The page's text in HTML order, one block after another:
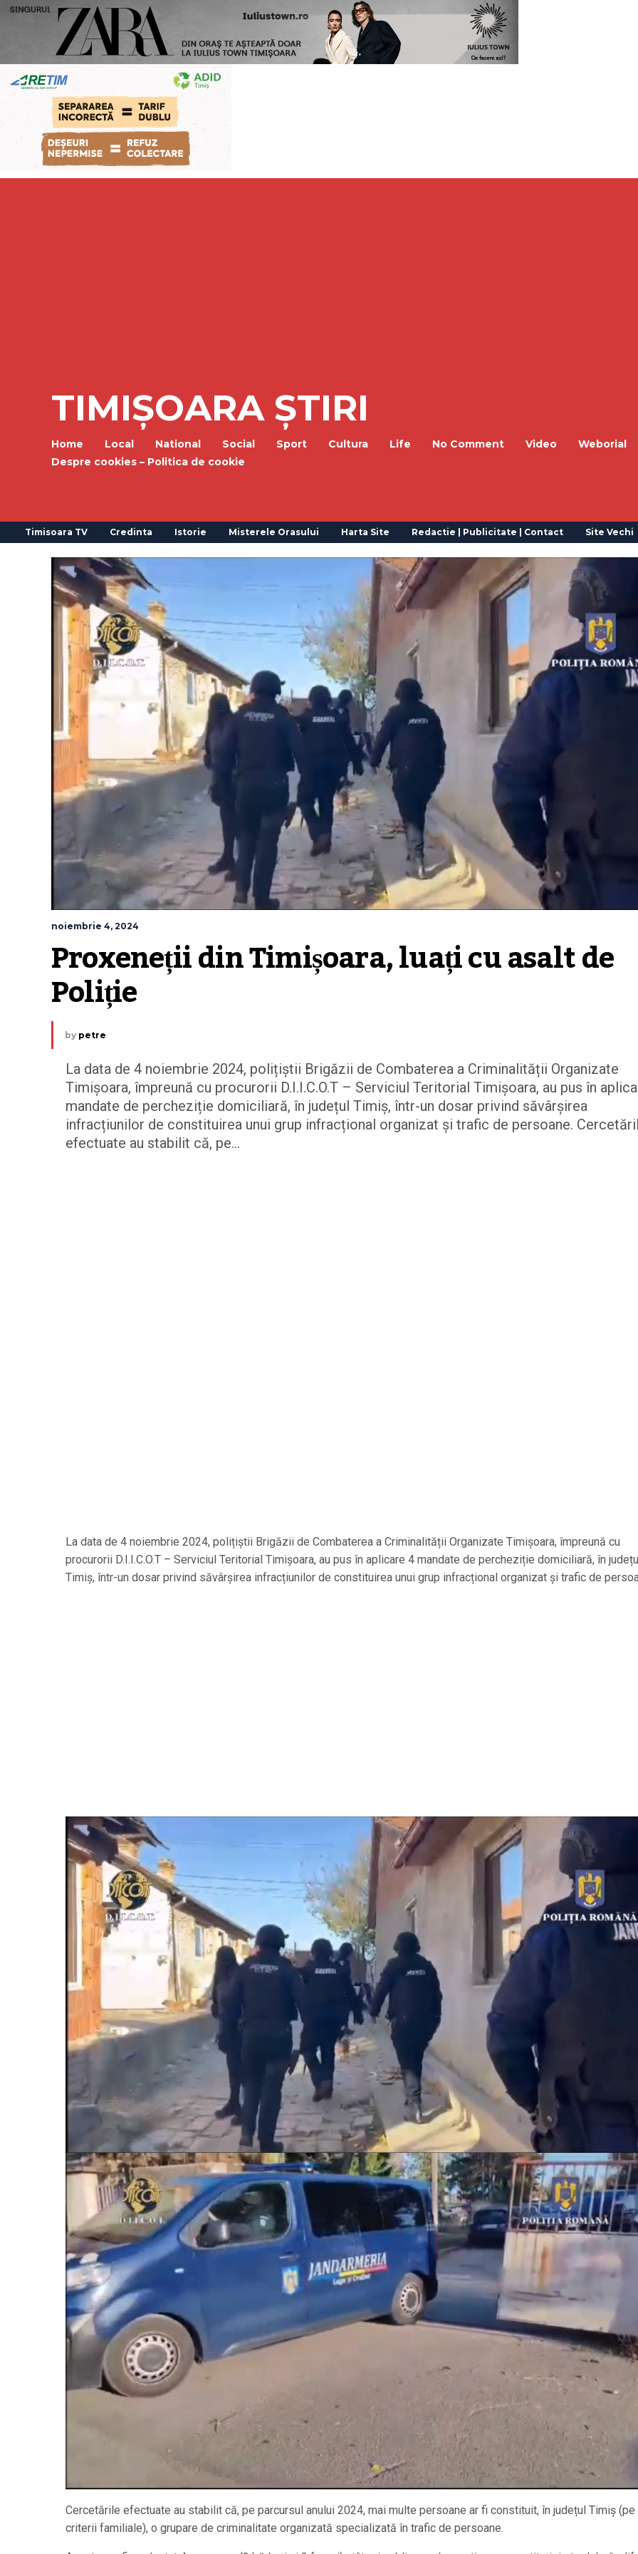
TIMIȘOARA ȘTIRI
Home Local National Social Sport Cultura Life No Comment Video Weborial
Despre cookies – Politica de cookie
Timisoara TV Credinta Istorie Misterele Orasului Harta Site Redactie | Publicitate | Contact Site Vechi
noiembrie 4, 2024
Proxeneții din Timișoara, luați cu asalt de
Poliție
by petre
La data de 4 noiembrie 2024, polițiștii Brigăzii de Combaterea a Criminalității Organizate
Timișoara, împreună cu procurorii D.I.I.C.O.T – Serviciul Teritorial Timișoara, au pus în
mandate de percheziție domiciliară, în județul Timiș, într-un dosar privind săvârșirea
infracțiunilor de constituirea unui grup infracțional organizat și trafic de persoane.
efectuate au stabilit că, pe...
La data de 4 noiembrie 2024, polițiștii Brigăzii de Combaterea a Criminalității Organizate Timișoara, împreună cu
procurorii D.I.I.C.O.T – Serviciul Teritorial Timișoara, au pus în aplicare 4 mandate de percheziție domiciliară, în
Timiș, într-un dosar privind săvârșirea infracțiunilor de constituirea unui grup infracțional organizat și trafic de
Cercetările efectuate au stabilit că, pe parcursul anului 2024, mai multe persoane ar fi constituit, în județul Timiș (pe
criterii familiale), o grupare de criminalitate organizată specializată în trafic de persoane.